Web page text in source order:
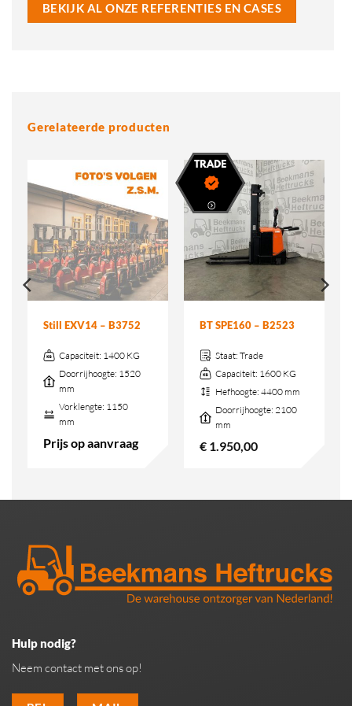
BEKIJK AL ONZE REFERENTIES EN CASES
Gerelateerde producten
Still EXV14 – B3752
Capaciteit: 1400 KG
Doorrijhoogte: 1520
mm
Vorklengte: 1150
mm
Prijs op aanvraag
BT SPE160 – B2523
Staat: Trade
Capaciteit: 1600 KG
Hefhoogte: 4400 mm
Doorrijhoogte: 2100
mm
€1.950,00
Hulp nodig?
Neem contact met ons op!